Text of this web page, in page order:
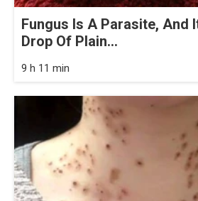
Fungus Is A Parasite, And
Drop Of Plain...
9 h 11 min